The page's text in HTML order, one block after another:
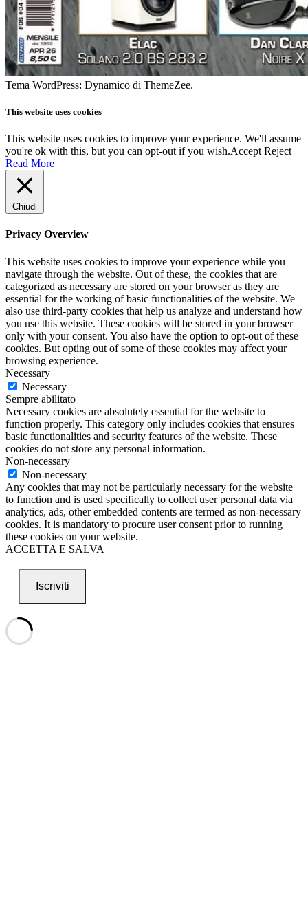
Tema WordPress: Dynamico di ThemeZee.
This website uses cookies
This website uses cookies to improve your experience. We'll assume
you're ok with this, but you can opt-out if you wish.Accept Reject
Read More
Chiudi
Privacy Overview
This website uses cookies to improve your experience while you
navigate through the website. Out of these, the cookies that are
categorized as necessary are stored on your browser as they are
essential for the working of basic functionalities of the website. We
also use third-party cookies that help us analyze and understand how
you use this website. These cookies will be stored in your browser
only with your consent. You also have the option to opt-out of these
cookies. But opting out of some of these cookies may affect your
browsing experience.
Necessary
Necessary
Sempre abilitato
Necessary cookies are absolutely essential for the website to
function properly. This category only includes cookies that ensures
basic functionalities and security features of the website. These
cookies do not store any personal information.
Non-necessary
Non-necessary
Any cookies that may not be particularly necessary for the website
to function and is used specifically to collect user personal data via
analytics, ads, other embedded contents are termed as non-necessary
cookies. It is mandatory to procure user consent prior to running
these cookies on your website.
ACCETTA E SALVA
Iscriviti